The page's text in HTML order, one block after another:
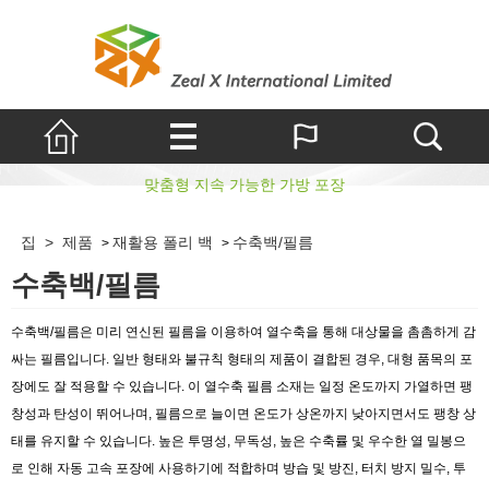
수축백/필름
맞춤형 지속 가능한 가방 포장
집 > 제품 > 재활용 폴리 백 > 수축백/필름
수축백/필름
수축백/필름은 미리 연신된 필름을 이용하여 열수축을 통해 대상물을 촘촘하게 감
싸는 필름입니다. 일반 형태와 불규칙 형태의 제품이 결합된 경우, 대형 품목의 포
장에도 잘 적용할 수 있습니다. 이 열수축 필름 소재는 일정 온도까지 가열하면 팽
창성과 탄성이 뛰어나며, 필름으로 늘이면 온도가 상온까지 낮아지면서도 팽창 상
태를 유지할 수 있습니다. 높은 투명성, 무독성, 높은 수축률 및 우수한 열 밀봉으
로 인해 자동 고속 포장에 사용하기에 적합하며 방습 및 방진, 터치 방지 밀수, 투